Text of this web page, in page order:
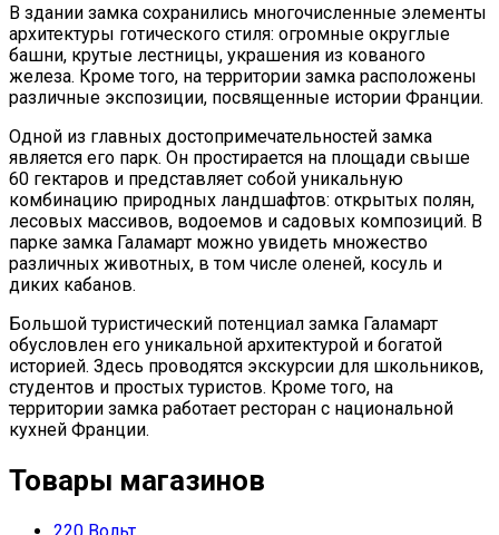
В здании замка сохранились многочисленные элементы
архитектуры готического стиля: огромные округлые
башни, крутые лестницы, украшения из кованого
железа. Кроме того, на территории замка расположены
различные экспозиции, посвященные истории Франции.
Одной из главных достопримечательностей замка
является его парк. Он простирается на площади свыше
60 гектаров и представляет собой уникальную
комбинацию природных ландшафтов: открытых полян,
лесовых массивов, водоемов и садовых композиций. В
парке замка Галамарт можно увидеть множество
различных животных, в том числе оленей, косуль и
диких кабанов.
Большой туристический потенциал замка Галамарт
обусловлен его уникальной архитектурой и богатой
историей. Здесь проводятся экскурсии для школьников,
студентов и простых туристов. Кроме того, на
территории замка работает ресторан с национальной
кухней Франции.
Товары магазинов